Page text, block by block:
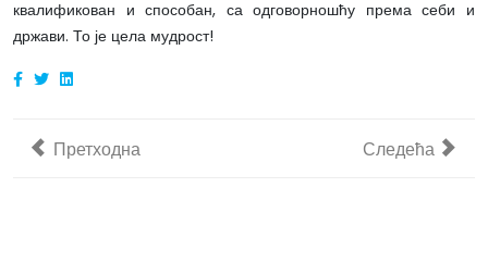
квалификован и способан, са одговорношћу према себи и
држави. То је цела мудрост!
Претходни чланак: У СЕЋАЊУ - Ивко Плећевић,
Претходна Следећи
Следећа